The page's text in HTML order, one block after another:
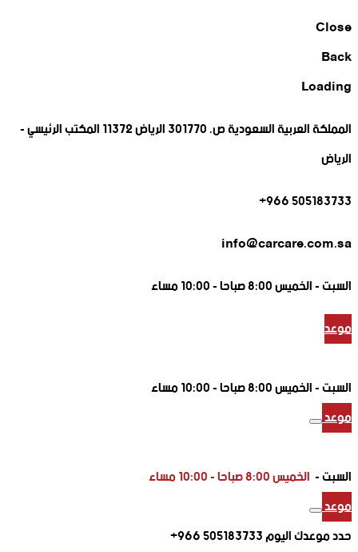
Close
Back
Loading
المملكة العربية السعودية ص. 301770 الرياض 11372 المكتب الرئيسي -
الرياض
505183733 966+
info@carcare.com.sa
السبت -الخميس 8:00 صباحا - 10:00 مساء
موعد
السبت -الخميس 8:00 صباحا - 10:00 مساء
موعد
السبت -الخميس 8:00 صباحا - 10:00 مساء
موعد
حدد موعدك اليوم505183733 966+